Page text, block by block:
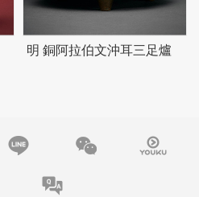
明 銅阿拉伯文沖耳三足爐